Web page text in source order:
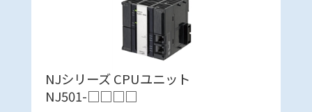
NJシリーズ CPUユニット
NJ501-□□□□